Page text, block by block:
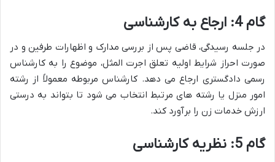
گام 4: ارجاع به کارشناسی
در جلسه رسیدگی، قاضی پس از بررسی مدارک و اظهارات طرفین و در
صورت احراز شرایط اولیه تعلق اجرت المثل، موضوع را به کارشناس
رسمی دادگستری ارجاع می دهد. کارشناس مربوطه معمولاً از رشته
امور منزل یا رشته های مرتبط انتخاب می شود تا بتواند به درستی
ارزش خدمات زن را برآورد کند.
گام 5: نظریه کارشناسی